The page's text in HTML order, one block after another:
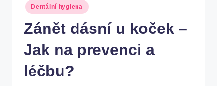
Posted
in
Dentální hygiena
Zánět dásní u koček –
Jak na prevenci a
léčbu?